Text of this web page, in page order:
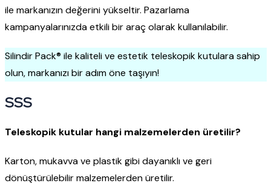
ile markanızın değerini yükseltir. Pazarlama
kampanyalarınızda etkili bir araç olarak kullanılabilir.
Silindir Pack® ile kaliteli ve estetik teleskopik kutulara sahip
olun, markanızı bir adım öne taşıyın!
SSS
Teleskopik kutular hangi malzemelerden üretilir?
Karton, mukavva ve plastik gibi dayanıklı ve geri
dönüştürülebilir malzemelerden üretilir.